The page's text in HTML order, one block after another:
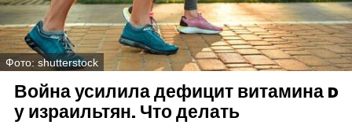
Фото: shutterstock
Война усилила дефицит витамина D
у израильтян. Что делать